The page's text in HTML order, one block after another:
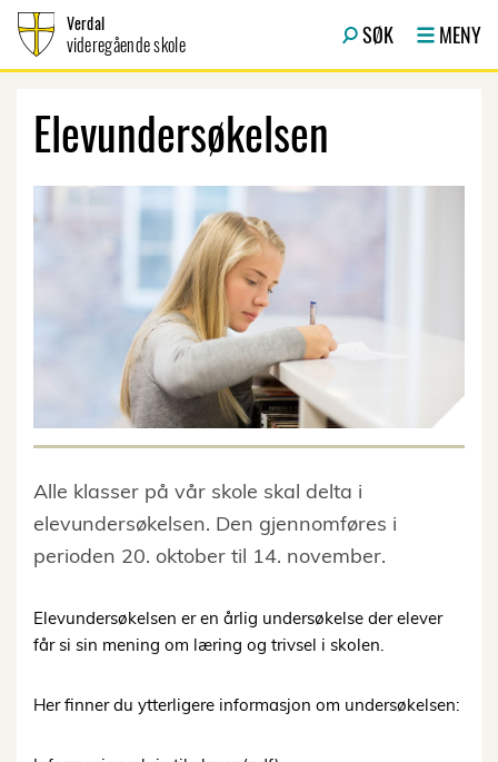
Verdal
videregående skole SØK MENY
Elevundersøkelsen
Alle klasser på vår skole skal delta i
elevundersøkelsen. Den gjennomføres i
perioden 20. oktober til 14. november.
Elevundersøkelsen er en årlig undersøkelse der elever
får si sin mening om læring og trivsel i skolen.
Her finner du ytterligere informasjon om undersøkelsen: